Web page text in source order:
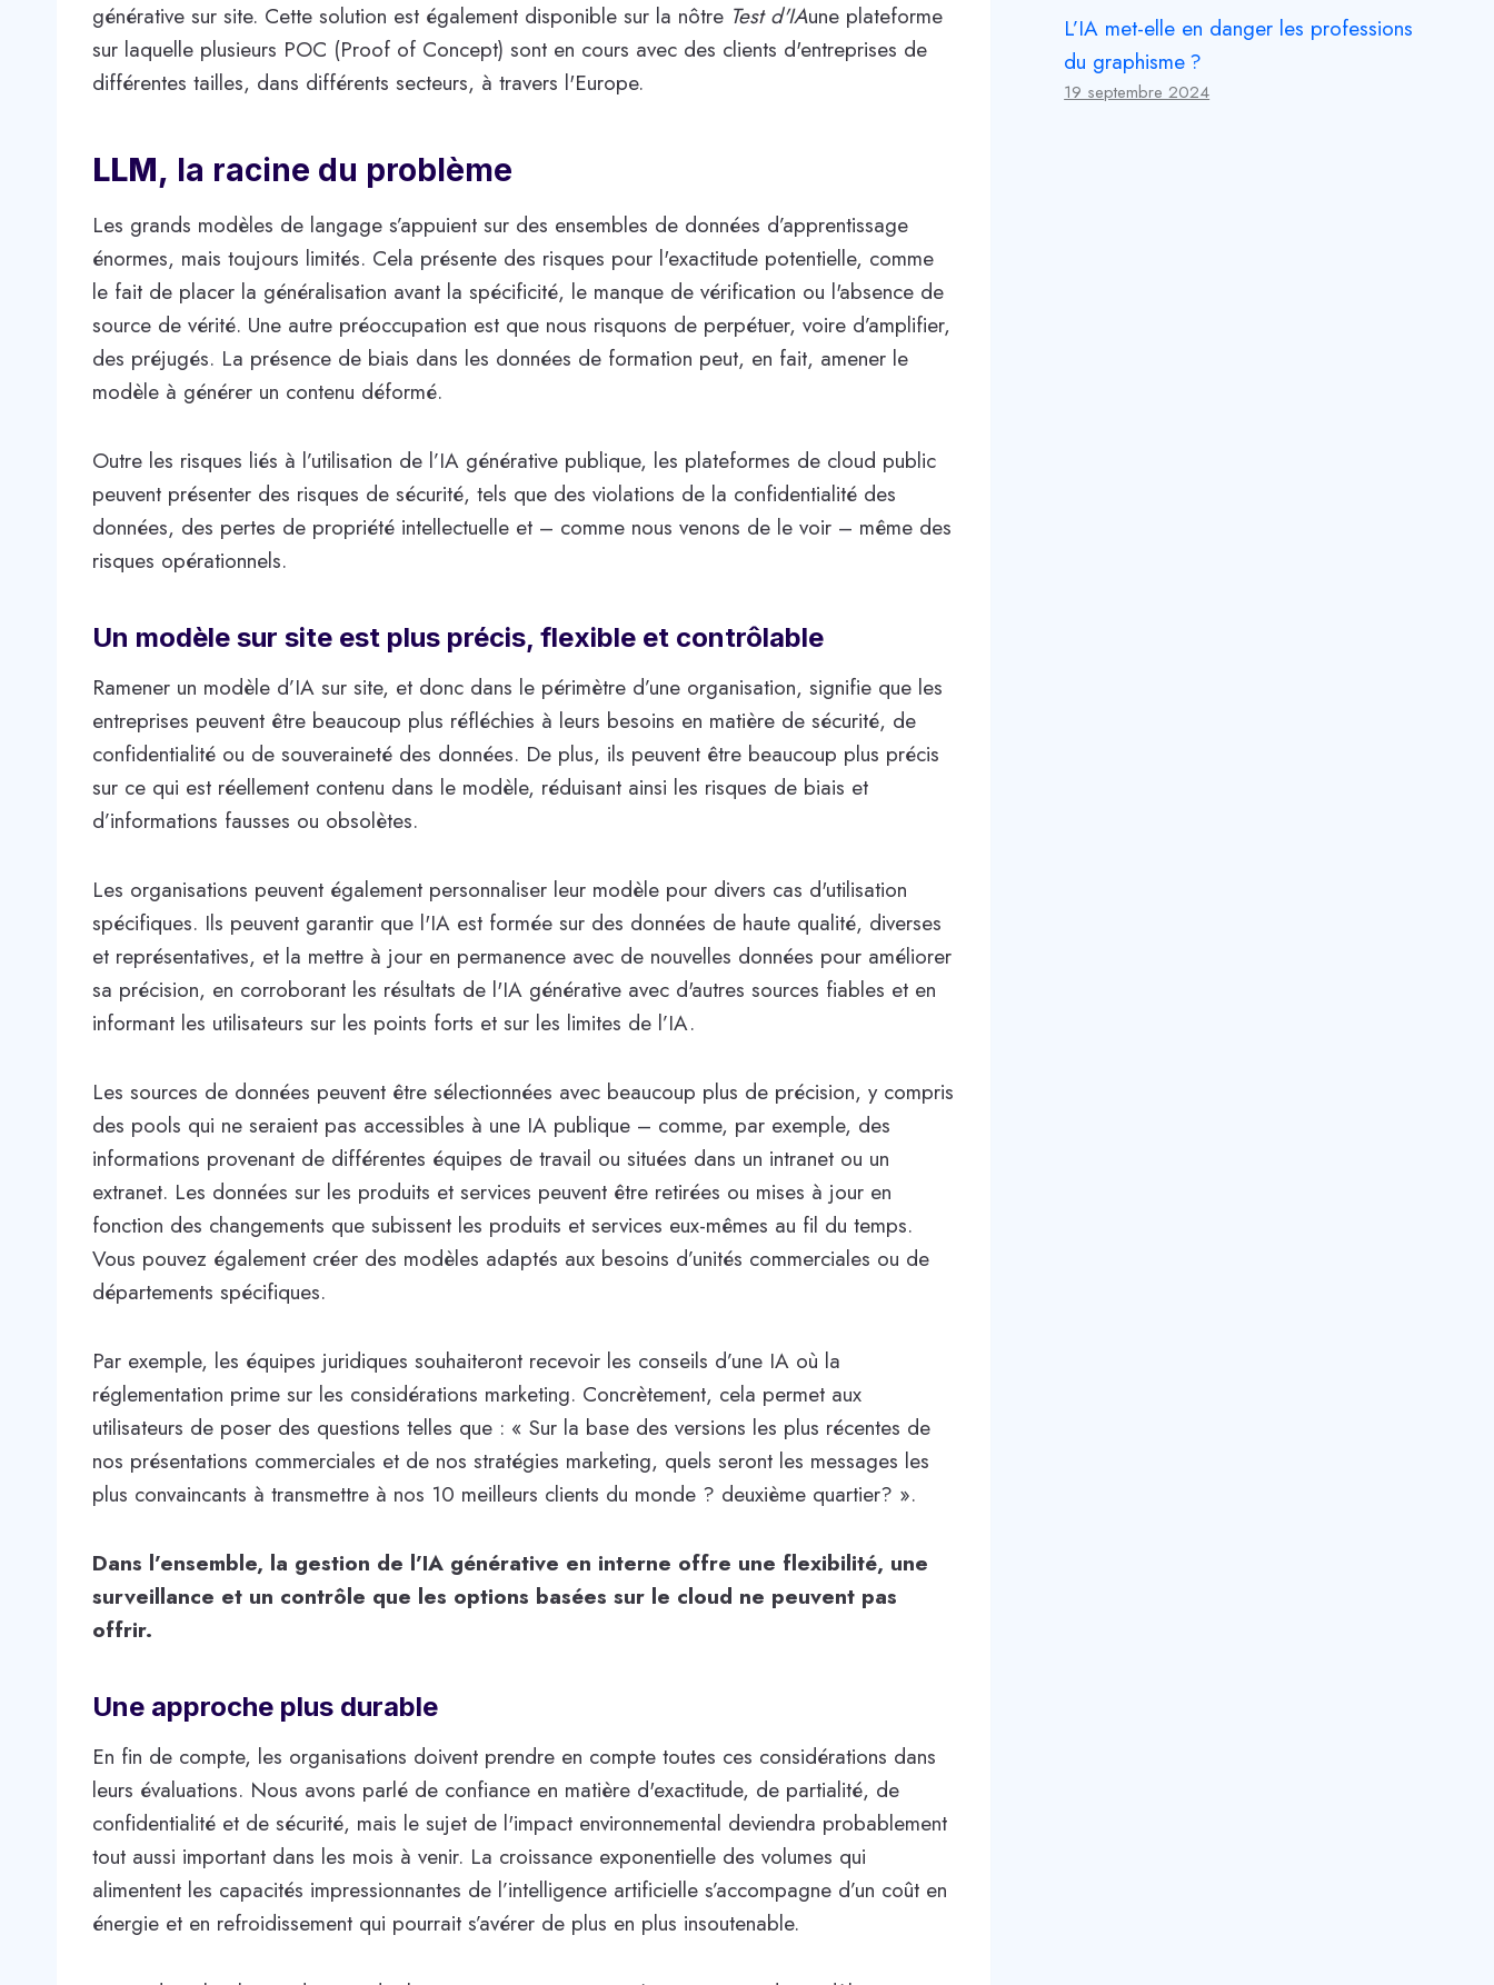
générative sur site. Cette solution est également disponible sur la nôtre Test d'IAune plateforme
sur laquelle plusieurs POC (Proof of Concept) sont en cours avec des clients d'entreprises de
différentes tailles, dans différents secteurs, à travers l'Europe.
LLM, la racine du problème
Les grands modèles de langage s’appuient sur des ensembles de données d’apprentissage
énormes, mais toujours limités. Cela présente des risques pour l'exactitude potentielle, comme
le fait de placer la généralisation avant la spécificité, le manque de vérification ou l'absence de
source de vérité. Une autre préoccupation est que nous risquons de perpétuer, voire d’amplifier,
des préjugés. La présence de biais dans les données de formation peut, en fait, amener le
modèle à générer un contenu déformé.
Outre les risques liés à l’utilisation de l’IA générative publique, les plateformes de cloud public
peuvent présenter des risques de sécurité, tels que des violations de la confidentialité des
données, des pertes de propriété intellectuelle et – comme nous venons de le voir – même des
risques opérationnels.
Un modèle sur site est plus précis, flexible et contrôlable
Ramener un modèle d’IA sur site, et donc dans le périmètre d’une organisation, signifie que les
entreprises peuvent être beaucoup plus réfléchies à leurs besoins en matière de sécurité, de
confidentialité ou de souveraineté des données. De plus, ils peuvent être beaucoup plus précis
sur ce qui est réellement contenu dans le modèle, réduisant ainsi les risques de biais et
d’informations fausses ou obsolètes.
Les organisations peuvent également personnaliser leur modèle pour divers cas d'utilisation
spécifiques. Ils peuvent garantir que l'IA est formée sur des données de haute qualité, diverses
et représentatives, et la mettre à jour en permanence avec de nouvelles données pour améliorer
sa précision, en corroborant les résultats de l'IA générative avec d'autres sources fiables et en
informant les utilisateurs sur les points forts et sur les limites de l’IA.
Les sources de données peuvent être sélectionnées avec beaucoup plus de précision, y compris
des pools qui ne seraient pas accessibles à une IA publique – comme, par exemple, des
informations provenant de différentes équipes de travail ou situées dans un intranet ou un
extranet. Les données sur les produits et services peuvent être retirées ou mises à jour en
fonction des changements que subissent les produits et services eux-mêmes au fil du temps.
Vous pouvez également créer des modèles adaptés aux besoins d’unités commerciales ou de
départements spécifiques.
Par exemple, les équipes juridiques souhaiteront recevoir les conseils d’une IA où la
réglementation prime sur les considérations marketing. Concrètement, cela permet aux
utilisateurs de poser des questions telles que : « Sur la base des versions les plus récentes de
nos présentations commerciales et de nos stratégies marketing, quels seront les messages les
plus convaincants à transmettre à nos 10 meilleurs clients du monde ? deuxième quartier? ».
Dans l’ensemble, la gestion de l’IA générative en interne offre une flexibilité, une
surveillance et un contrôle que les options basées sur le cloud ne peuvent pas
offrir.
Une approche plus durable
En fin de compte, les organisations doivent prendre en compte toutes ces considérations dans
leurs évaluations. Nous avons parlé de confiance en matière d'exactitude, de partialité, de
confidentialité et de sécurité, mais le sujet de l'impact environnemental deviendra probablement
tout aussi important dans les mois à venir. La croissance exponentielle des volumes qui
alimentent les capacités impressionnantes de l’intelligence artificielle s’accompagne d’un coût en
énergie et en refroidissement qui pourrait s’avérer de plus en plus insoutenable.
L’IA met-elle en danger les professions
du graphisme ?
19 septembre 2024